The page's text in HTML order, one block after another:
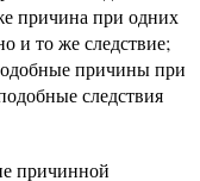
причина при одних
и то же следствие;
причины при
следствия
причинной